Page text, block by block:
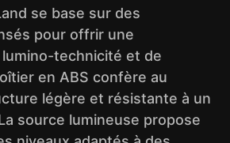
se base sur des
pour offrir une
technicité et de
en ABS confère au
légère et résistante à un
source lumineuse propose